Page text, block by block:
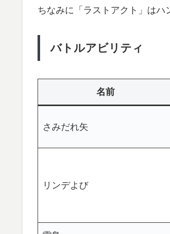
ちなみに「ラストアクト」はハ
バトルアビリティ
名前
さみだれ矢
リンデよび